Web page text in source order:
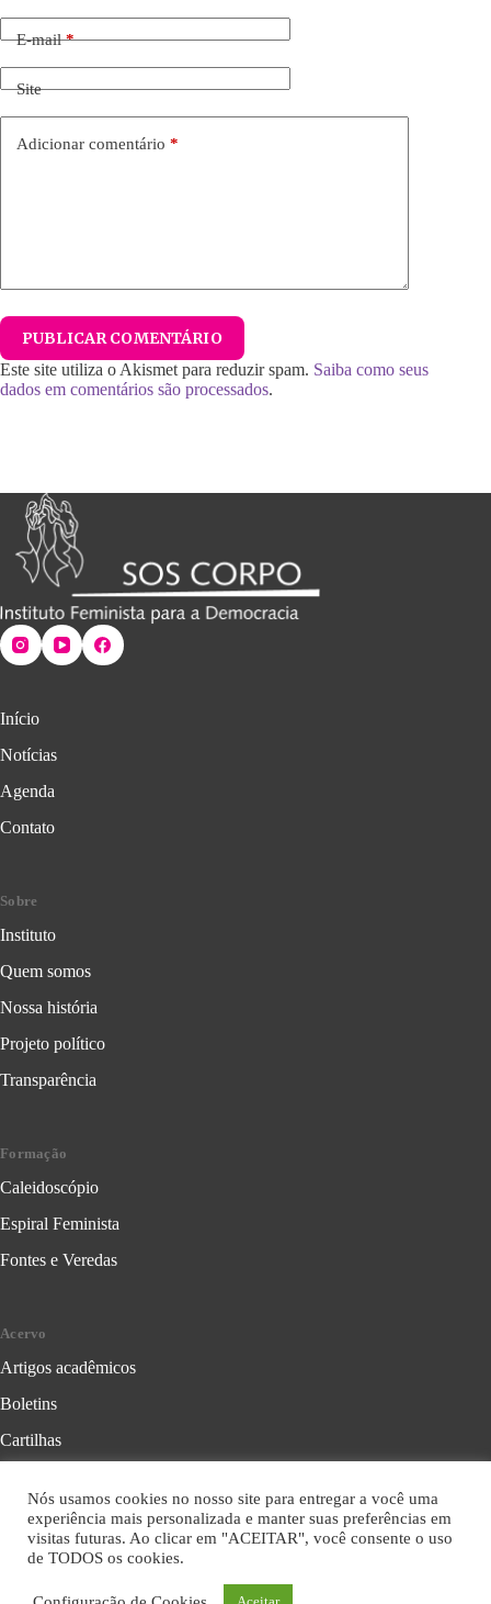
E-mail*
Site
Adicionar comentário *
PUBLICAR COMENTÁRIO
Este site utiliza o Akismet para reduzir spam. Saiba como seus
dados em comentários são processados.
Início
Notícias
Agenda
Contato
Sobre
Instituto
Quem somos
Nossa história
Projeto político
Transparência
Formação
Caleidoscópio
Espiral Feminista
Fontes e Veredas
Acervo
Artigos acadêmicos
Boletins
Cartilhas
Folhetos
Livros
Nós usamos cookies no nosso site para entregar a você uma
experiência mais personalizada e manter suas preferências em
visitas futuras. Ao clicar em "ACEITAR", você consente o uso
de TODOS os cookies.